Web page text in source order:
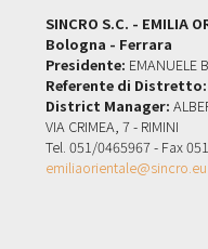
SINCRO S.C. - EMILIA
Bologna - Ferrara
Presidente: EMANUELE
Referente di Distretto:
District Manager:
VIA CRIMEA, 7 - RIMINI
Tel. 051/0465967 - Fax
emiliaorientale@sincro.eu